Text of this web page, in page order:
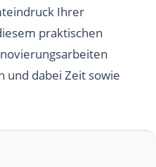
Ihrer
praktischen
und dabei Zeit sowie